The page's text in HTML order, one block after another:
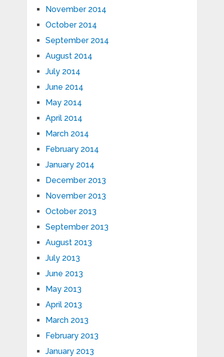
November 2014
October 2014
September 2014
August 2014
July 2014
June 2014
May 2014
April 2014
March 2014
February 2014
January 2014
December 2013
November 2013
October 2013
September 2013
August 2013
July 2013
June 2013
May 2013
April 2013
March 2013
February 2013
January 2013